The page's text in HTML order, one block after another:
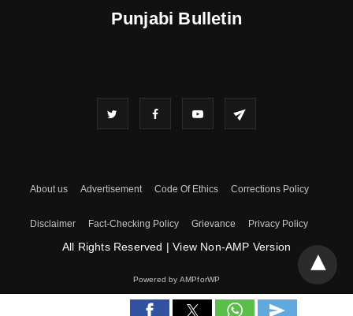
Punjabi Bulletin
About us Advertisement Code Of Ethics Corrections Policy
Disclaimer Fact-Checking Policy Grievance Privacy Policy
All Rights Reserved | View Non-AMP Version
Powered by AMPforWP